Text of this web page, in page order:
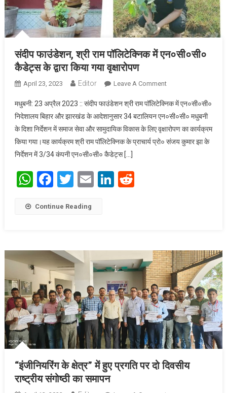
संदीप फाउंडेशन, श्री राम पॉलिटेक्निक में एन०सी०सी०
कैडेट्स के द्वारा किया गया वृक्षारोपण
April 23, 2023 Editor Leave A CommentOn संदीप फाउंडेशन,
एन०सी०सी० कैडेट्स के
द्वारा किया गया वृक्षारोपण
मधुबनी: 23 अप्रैल 2023 :: संदीप फाउंडेशन श्री राम पॉलिटेक्निक में एन०सी०सी०
निदेशालय बिहार और झारखंड के आदेशानुसार 34 बटालियन एन०सी०सी० मधुबनी
के दिशा निर्देशन में समाज सेवा और सामुदायिक विकास के लिए वृक्षारोपण का कार्यक्रम
किया गया।यह कार्यक्रम श्री राम पॉलिटेक्निक के प्राचार्य प्रो० संजय कुमार झा के
निर्देशन में 3/34 कंपनी एन०सी०सी० कैडेट्स […]
WhatsApp
Facebook
Twitter
EmailLinkedIn
Reddit
Continue Reading
“इंजीनियरिंग के क्षेत्र” में हुए प्रगति पर दो दिवसीय
राष्ट्रीय संगोष्ठी का समापन